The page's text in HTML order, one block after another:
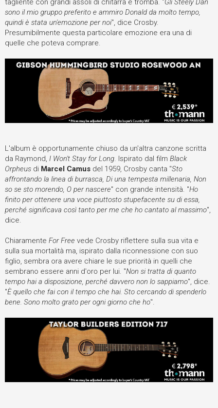
tagliente con grandi assoli di chitarra e tromba. "Gli Steely Dan
sono il mio gruppo preferito e ammiro Donald da molto tempo,
quindi è stata un'emozione per noi", dice Crosby.
Presumibilmente questa particolare emozione era una di
quelle che poteva comprare.
L'album è opportunamente chiuso da un'altra canzone scritta
da Raymond, I Won't Stay for Long. Ispirato dal film Black
Orpheus di Marcel Camus del 1959, Crosby canta "Sto
affrontando la linea di burrasca, Di una tempesta millenaria, Non
so se sto morendo, O per nascere" con grande intensità. "Ho
finito per ottenere una voce piuttosto stupefacente su di essa,
perché significava così tanto per me che ho cantato al massimo",
dice.
Chiaramente For Free vede Crosby riflettere sulla sua vita e
sulla sua mortalità ma, ispirato dalla riconnessione con suo
figlio, sembra ora avere chiare le sue priorità in quelli che
sembrano essere anni d'oro per lui. "Non si tratta di quanto
tempo hai a disposizione, perché davvero non lo sappiamo", dice.
"È quello che fai con il tempo che hai. Sto cercando di spenderlo
bene. Sono molto grato per ogni giorno che ho".